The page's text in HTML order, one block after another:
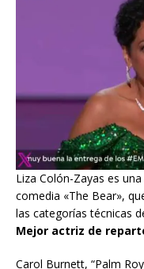
Liza Colón-Zayas es
comedia «The Bear»,
las categorías técnicas
Mejor actriz de